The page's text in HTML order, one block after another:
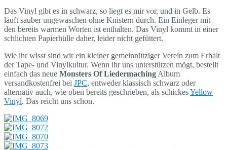
Das Vinyl gibt es in schwarz, so liegt es mir vor, und in Gelb. Es
läuft sauber ungewaschen ohne Knistern durch. Ein Einleger mit
den bereits warmen Worten ist enthalten. Das Vinyl kommt in einer
schlichten Papierhülle daher, leider nicht gefüttert.
Wie ihr wisst sind wir ein kleiner gemeinnütziger Verein zum Erhalt
der Tape- und Vinylkultur. Wenn ihr uns unterstützen mögt, bestellt
einfach das neue Monsters Of Liedermaching Album
versandkostenfrei bei JPC, entweder klassisch schwarz oder
alternativ auch, wie oben bereits geschrieben, als schickesYellow
Vinyl. Das reicht uns schon.